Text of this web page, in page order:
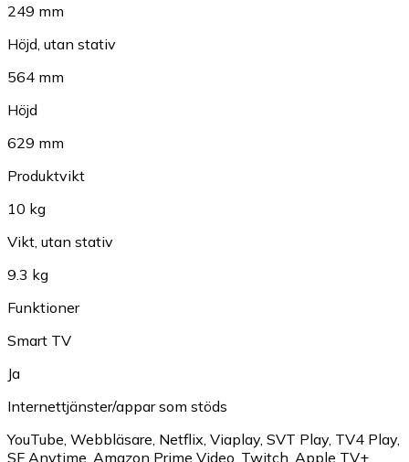
249 mm
Höjd, utan stativ
564 mm
Höjd
629 mm
Produktvikt
10 kg
Vikt, utan stativ
9.3 kg
Funktioner
Smart TV
Ja
Internettjänster/appar som stöds
YouTube Webbläsare Netflix Viaplay, SVT Play, TV4 Play,
SF Anytime Amazon Prime Video Twitch Apple TV+